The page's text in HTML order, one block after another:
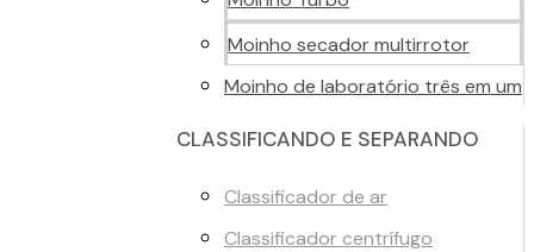
Moinho secador multirrotor
Moinho de laboratório três em um
CLASSIFICANDO E SEPARANDO
Classificador de ar
Classificador centrífugo